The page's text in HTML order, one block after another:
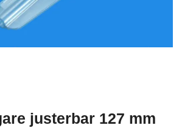
justerbar 127 mm